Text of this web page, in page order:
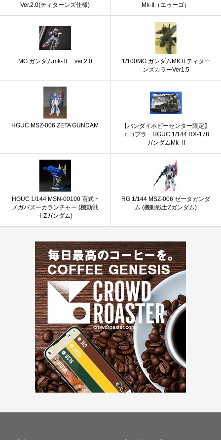
Ver.2.0(ティターンズ仕様)
Mk-II（エゥーゴ）
MG ガンダムmk-Ⅱ ver.2.0
1/100MG ガンダムMKⅡティター
ンズカラーVer1.5
HGUC MSZ-006 ZETA GUNDAM
【バンダイホビーセンター限定】
エコプラ HGUC 1/144 RX-178
ガンダムMk- II
HGUC 1/144 MSN-00100 百式 +
メガバズーカランチャー (機動戦
士Zガンダム)
RG 1/144 MSZ-006 ゼータガンダ
ム (機動戦士Zガンダム)